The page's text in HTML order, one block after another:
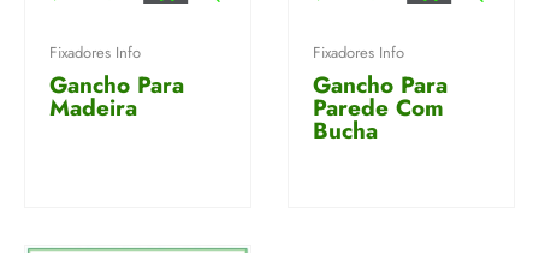
Fixadores Info
Gancho Para
Madeira
Fixadores Info
Gancho Para
Parede Com
Bucha